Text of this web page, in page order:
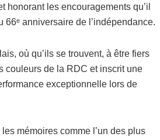
les encouragements qu’il
66ᵉ anniversaire de l’indépendance.
où qu’ils se trouvent, à être fiers
couleurs de la RDC et inscrit une
exceptionnelle lors de
mémoires comme l’un des plus